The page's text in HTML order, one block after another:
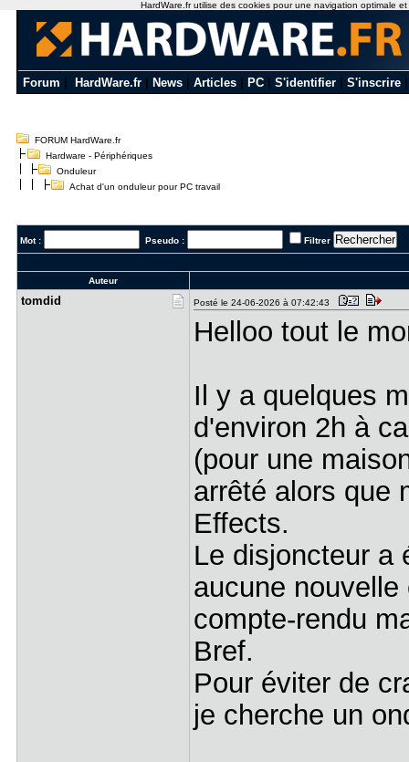
Forum HardWare.fr News Articles PC S'identifier S'inscrire
FORUM HardWare.fr
Hardware - Périphériques
Onduleur
Achat d'un onduleur pour PC travail
Mot : Pseudo : Filtrer
Auteur
tomdid Posté le 24-06-2026 à 07:42:43
Helloo tout le
Il y a quelques
d'environ 2h à
(pour une
arrêté alors que
Effects.
Le disjoncteur a
aucune
compte-rendu
Bref.
Pour éviter de
je cherche un
HardWare.fr utilise des cookies pour une navigation optimale